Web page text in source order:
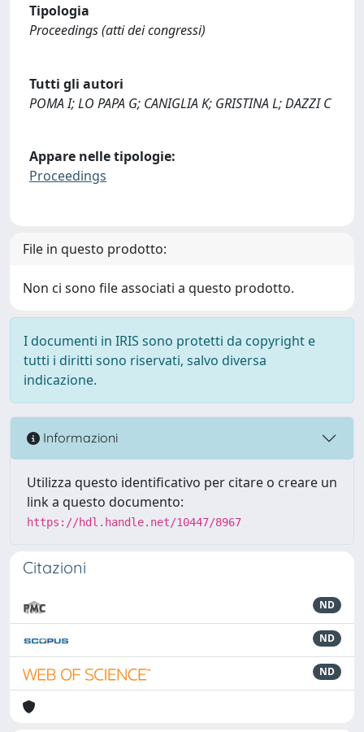
Tipologia
Proceedings (atti dei congressi)
Tutti gli autori
POMA I; LO PAPA G; CANIGLIA K; GRISTINA L; DAZZI C
Appare nelle tipologie:
Proceedings
File in questo prodotto:
Non ci sono file associati a questo prodotto.
I documenti in IRIS sono protetti da copyright e
tutti i diritti sono riservati, salvo diversa
indicazione.
Informazioni
Utilizza questo identificativo per citare o creare un
link a questo documento:
https://hdl.handle.net/10447/8967
Citazioni
ND
ND
ND